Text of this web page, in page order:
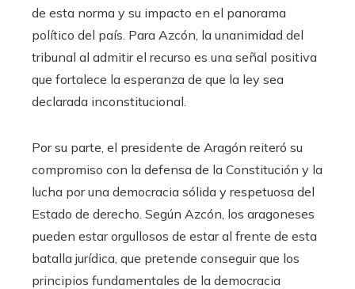
de esta norma y su impacto en el panorama
político del país. Para Azcón, la unanimidad del
tribunal al admitir el recurso es una señal positiva
que fortalece la esperanza de que la ley sea
declarada inconstitucional.
Por su parte, el presidente de Aragón reiteró su
compromiso con la defensa de la Constitución y la
lucha por una democracia sólida y respetuosa del
Estado de derecho. Según Azcón, los aragoneses
pueden estar orgullosos de estar al frente de esta
batalla jurídica, que pretende conseguir que los
principios fundamentales de la democracia